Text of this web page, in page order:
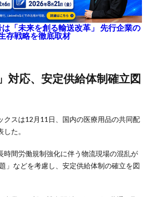
「未来を創る輸送改革」 先行企業の
存戦略を徹底取材
クスは12月11日、国内の医療用品の共同配
た。
時間労働規制強化に伴う物流現場の混乱が
」などを考慮し、安定供給体制の確立を図